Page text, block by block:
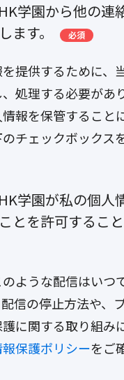
学園から他の連
ます。
必須
提供するために、
処理する必要があ
報を保管すること
チェックボックス
学園が私の個人
とを許可するこ
ような配信はいつ
信の停止方法や、
に関する取り組み
保護ポリシーをご